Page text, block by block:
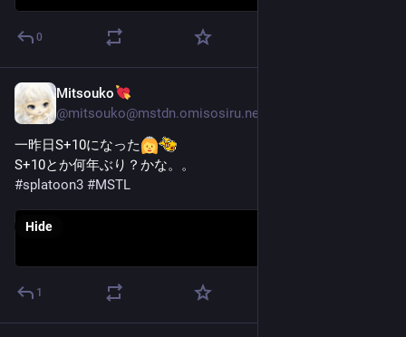
0
Mitsouko
@mitsouko@mstdn.omisosiru.net
一昨日S+10になった
S+10とか何年ぶり？かな。。
#splatoon3 #MSTL
Hide
1